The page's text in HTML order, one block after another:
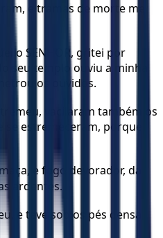
e tramas de morte me
o SENHOR, gritei por
seu templo ouviu a minha
os ouvidos.
vacilaram também os
se estremeceram, porque
e fogo devorador, da
ardentes.
e teve sob os pés densa